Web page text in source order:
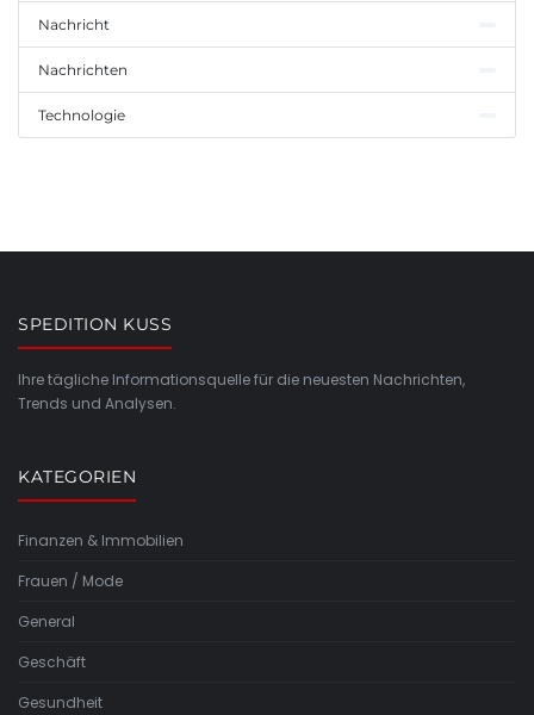
Nachricht
Nachrichten
Technologie
SPEDITION KUSS
Ihre tägliche Informationsquelle für die neuesten Nachrichten,
Trends und Analysen.
KATEGORIEN
Finanzen & Immobilien
Frauen / Mode
General
Geschäft
Gesundheit